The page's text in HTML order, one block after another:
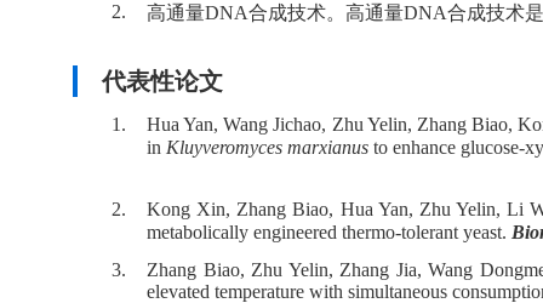
2.
高通量DNA合成技术。高通量DNA合成技术
代表性论文
1.
Hua Yan, Wang Jichao, Zhu Yelin, Zhang Biao,
in Kluyveromyces marxianus to enhance glucose-
2.
Kong Xin, Zhang Biao, Hua Yan, Zhu Yelin, Li
metabolically engineered thermo-tolerant yeast.
3.
Zhang Biao, Zhu Yelin, Zhang Jia, Wang
elevated temperature with simultaneous